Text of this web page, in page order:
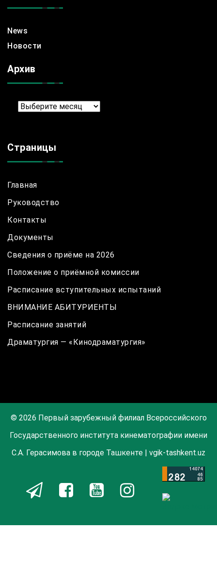
News
Новости
Архив
Архив
Страницы
Главная
Руководство
Контакты
Документы
Сведения о приёме на 2026
Положение о приёмной комиссии
Расписание вступительных испытаний
ВНИМАНИЕ АБИТУРИЕНТЫ
Расписание занятий
Драматургия — «Кинодраматургия»
© 2026 Первый зарубежный филиал Всероссийского
Государственного института кинематографии имени
С.А. Герасимова в городе Ташкенте | vgik-tashkent.uz